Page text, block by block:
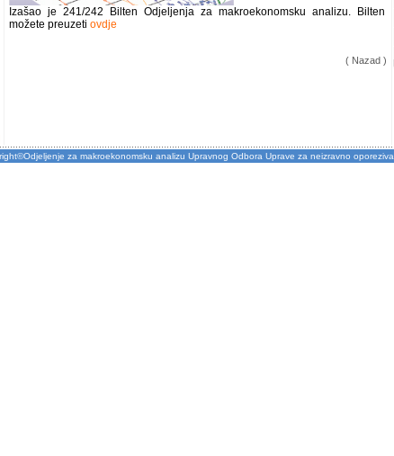
Izašao je 241/242 Bilten Odjeljenja za makroekonomsku analizu. Bilten
možete preuzeti ovdje
( Nazad )
za makroekonomsku analizu Upravnog Odbora Uprave za neizravno